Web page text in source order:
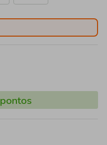
pontos